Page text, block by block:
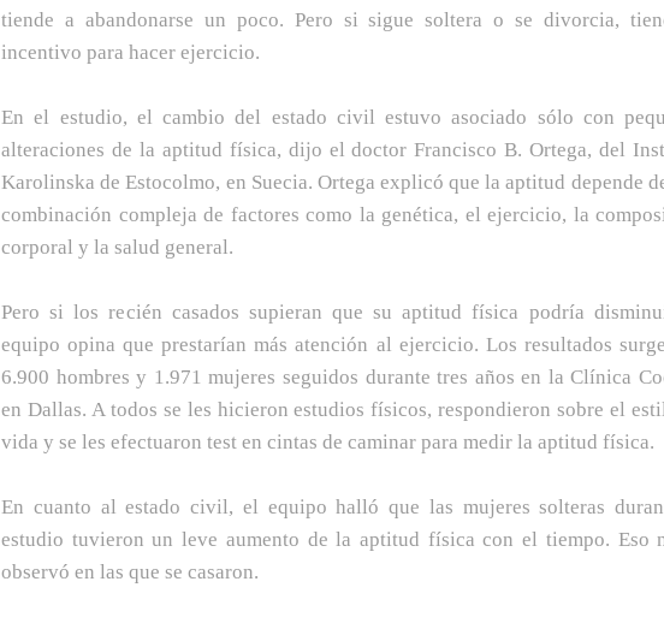
tiende a abandonarse un poco. Pero si sigue soltera o se divorcia,
incentivo para hacer ejercicio.
En el estudio, el cambio del estado civil estuvo asociado sólo con
alteraciones de la aptitud física, dijo el doctor Francisco B. Ortega, del
Karolinska de Estocolmo, en Suecia. Ortega explicó que la aptitud depende
combinación compleja de factores como la genética, el ejercicio, la
corporal y la salud general.
Pero si los recién casados supieran que su aptitud física podría
equipo opina que prestarían más atención al ejercicio. Los resultados
6.900 hombres y 1.971 mujeres seguidos durante tres años en la Clínica
en Dallas. A todos se les hicieron estudios físicos, respondieron sobre el
vida y se les efectuaron test en cintas de caminar para medir la aptitud física.
En cuanto al estado civil, el equipo halló que las mujeres solteras
estudio tuvieron un leve aumento de la aptitud física con el tiempo. Eso
observó en las que se casaron.